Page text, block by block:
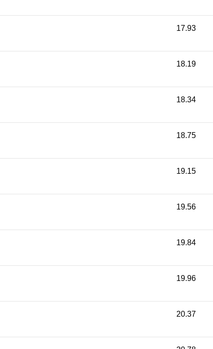
17.93
18.19
18.34
18.75
19.15
19.56
19.84
19.96
20.37